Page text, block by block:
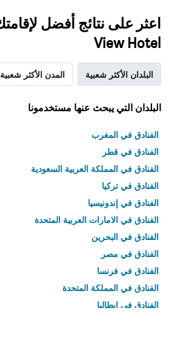
View Hotel
البلدان الأكثر شعبية المدن الأكثر شعبية
البلدان التي يبحث عنها مستخدمونا
الفنادق في المغرب
الفنادق في قطر
الفنادق في المملكة العربية السعودية
الفنادق في تركيا
الفنادق في إندونيسيا
الفنادق في الامارات العربية المتحدة
الفنادق في البحرين
الفنادق في مصر
الفنادق في فرنسا
الفنادق في المملكة المتحدة
الفنادق في إيطاليا